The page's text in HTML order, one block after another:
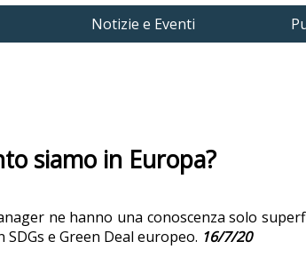
Notizie e Eventi
siamo in Europa?
ne hanno una conoscenza solo
e Green Deal europeo. 16/7/20